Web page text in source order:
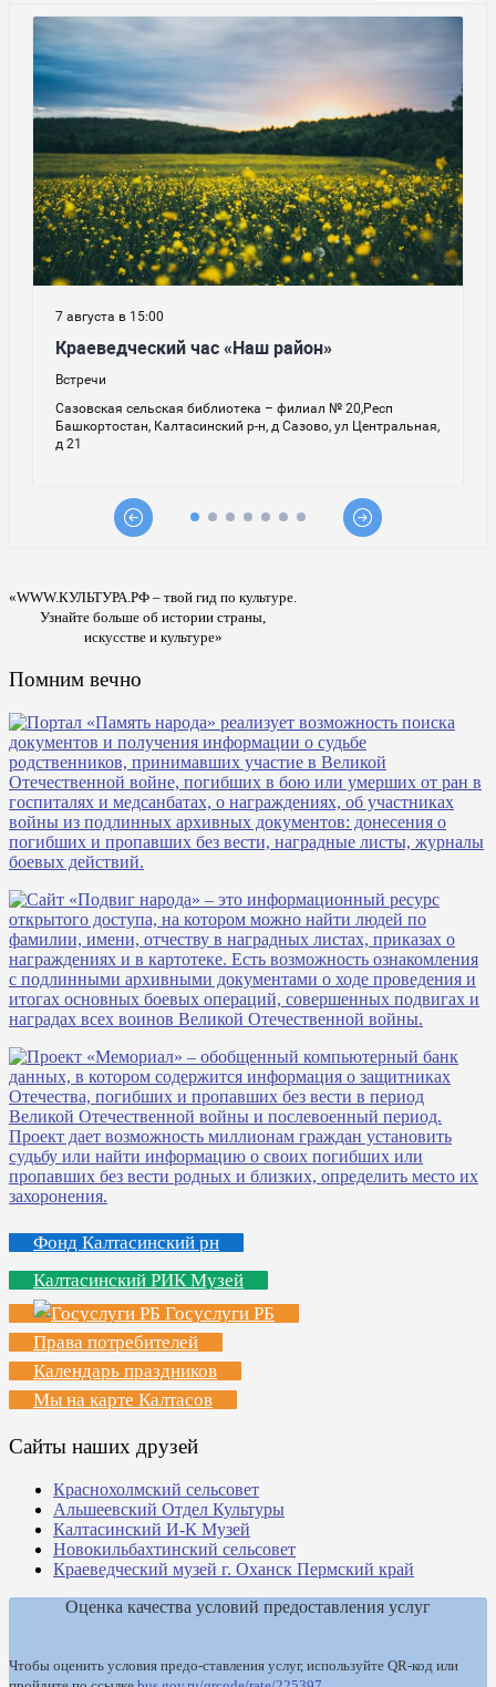
«WWW.КУЛЬТУРА.РФ – твой гид по культуре.
Узнайте больше об истории страны,
искусстве и культуре»
Помним вечно
Фонд Калтасинский рн
Калтасинский РИК Музей
Госуслуги РБ
Права потребителей
Календарь праздников
Мы на карте Калтасов
Сайты наших друзей
Краснохолмский сельсовет
Альшеевский Отдел Культуры
Калтасинский И-К Музей
Новокильбахтинский сельсовет
Краеведческий музей г. Оханск Пермский край
Оценка качества условий предоставления услуг
Чтобы оценить условия предо-ставления услуг, используйте QR-код или